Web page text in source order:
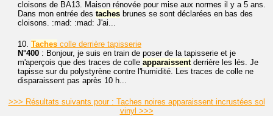
cloisons de BA13. Maison rénovée pour mise aux normes il y a 5 ans.
Dans mon entrée des taches brunes se sont déclarées en bas des
cloisons. :mad: :mad: J'ai...
10. Taches colle derrière tapisserie
N°400 : Bonjour, je suis en train de poser de la tapisserie et je
m'aperçois que des traces de colle apparaissentderrière les lés. Je
tapisse sur du polystyrène contre l'humidité. Les traces de colle ne
disparaissent pas après 10 h...
>>> Résultats suivants pour : Taches noires apparaissent incrustées sol
vinyl >>>